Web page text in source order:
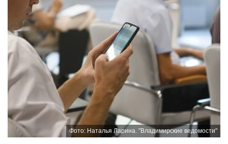
Фото: Наталья Ларина. "Владимирские ведомости"